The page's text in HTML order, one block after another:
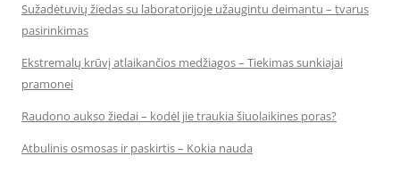
Sužadėtuvių žiedas su laboratorijoje užaugintu deimantu – tvarus
pasirinkimas
Ekstremalų krūvį atlaikančios medžiagos – Tiekimas sunkiajai
pramonei
Raudono aukso žiedai – kodėl jie traukia šiuolaikines poras?
Atbulinis osmosas ir paskirtis – Kokia nauda